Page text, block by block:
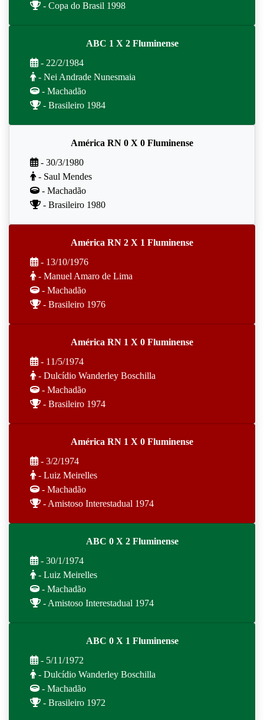
- Copa do Brasil 1998
ABC 1 X 2 Fluminense
- 22/2/1984
- Nei Andrade Nunesmaia
- Machadão
- Brasileiro 1984
América RN 0 X 0 Fluminense
- 30/3/1980
- Saul Mendes
- Machadão
- Brasileiro 1980
América RN 2 X 1 Fluminense
- 13/10/1976
- Manuel Amaro de Lima
- Machadão
- Brasileiro 1976
América RN 1 X 0 Fluminense
- 11/5/1974
- Dulcídio Wanderley Boschilla
- Machadão
- Brasileiro 1974
América RN 1 X 0 Fluminense
- 3/2/1974
- Luiz Meirelles
- Machadão
- Amistoso Interestadual 1974
ABC 0 X 2 Fluminense
- 30/1/1974
- Luiz Meirelles
- Machadão
- Amistoso Interestadual 1974
ABC 0 X 1 Fluminense
- 5/11/1972
- Dulcídio Wanderley Boschilla
- Machadão
- Brasileiro 1972